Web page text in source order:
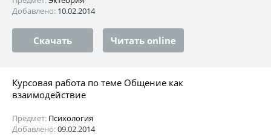
Добавлено: 10.02.2014
Скачать Читать online
Курсовая работа по теме Общение как
взаимодействие
Предмет: Психология
Добавлено:09.02.2014